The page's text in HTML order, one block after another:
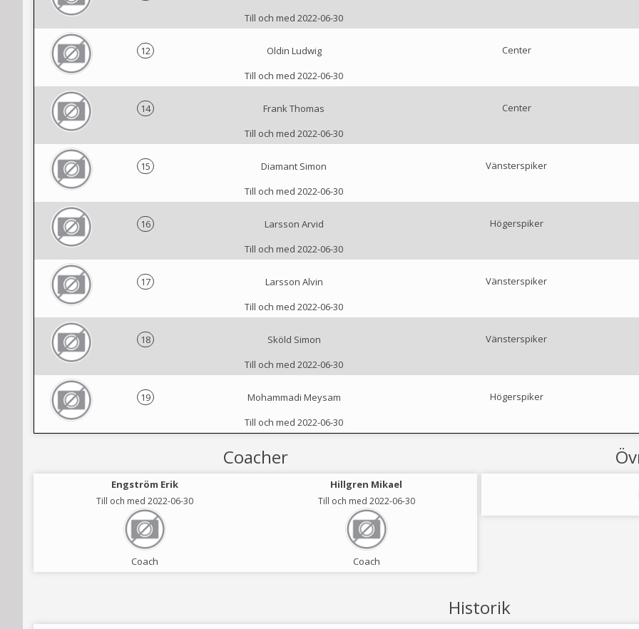
Till och med 2022-06-30
12
Oldin Ludwig
Till och med 2022-06-30
Center
14
Frank Thomas
Till och med 2022-06-30
Center
15
Diamant Simon
Till och med 2022-06-30
Vänsterspiker
16
Larsson Arvid
Till och med 2022-06-30
Högerspiker
17
Larsson Alvin
Till och med 2022-06-30
Vänsterspiker
18
Sköld Simon
Till och med 2022-06-30
Vänsterspiker
19
Mohammadi Meysam
Till och med 2022-06-30
Högerspiker
Coacher
Engström Erik
Till och med 2022-06-30
Coach
Hillgren Mikael
Till och med 2022-06-30
Coach
Historik